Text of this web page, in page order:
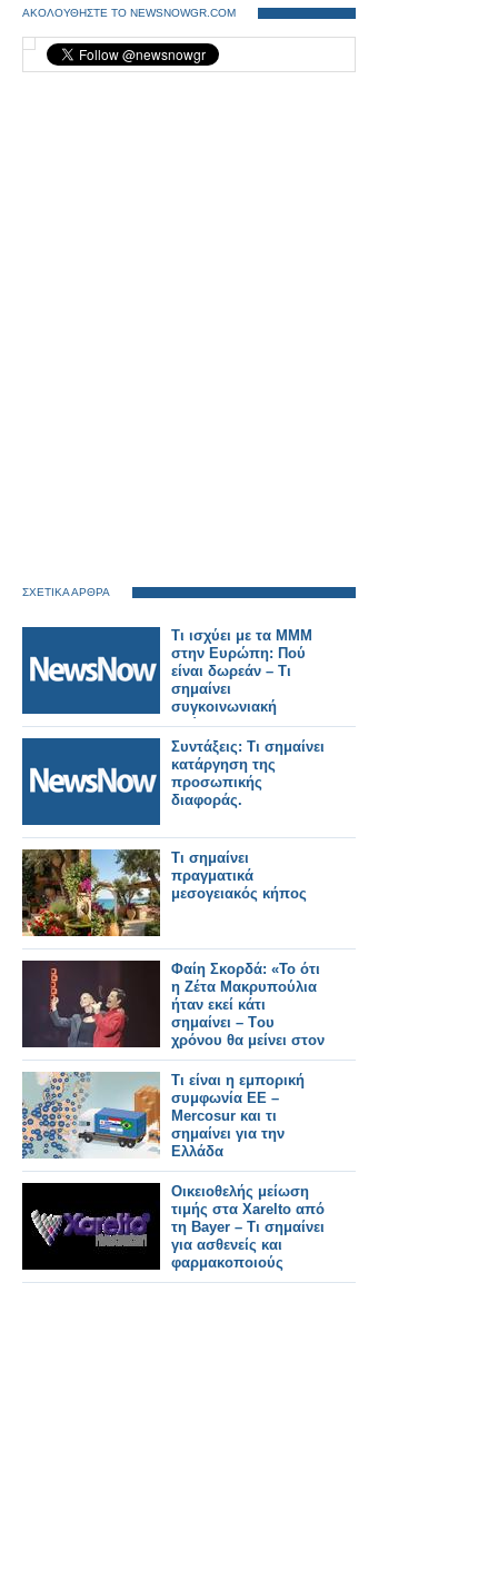
ΑΚΟΛΟΥΘΗΣΤΕ ΤΟ NEWSNOWGR.COM
ΣΧΕΤΙΚΑ ΑΡΘΡΑ
Τι ισχύει με τα ΜΜΜ
στην Ευρώπη: Πού
είναι δωρεάν – Tι
σημαίνει
συγκοινωνιακή
φτώχεια.
Συντάξεις: Τι σημαίνει
κατάργηση της
προσωπικής
διαφοράς.
Τι σημαίνει
πραγματικά
μεσογειακός κήπος
Φαίη Σκορδά: «Το ότι
η Ζέτα Μακρυπούλια
ήταν εκεί κάτι
σημαίνει – Tου
χρόνου θα μείνει στον
ΑΝΤ1»
Tι είναι η εμπορική
συμφωνία ΕΕ –
Mercosur και τι
σημαίνει για την
Ελλάδα
Οικειοθελής μείωση
τιμής στα Xarelto από
τη Bayer – Τι σημαίνει
για ασθενείς και
φαρμακοποιούς